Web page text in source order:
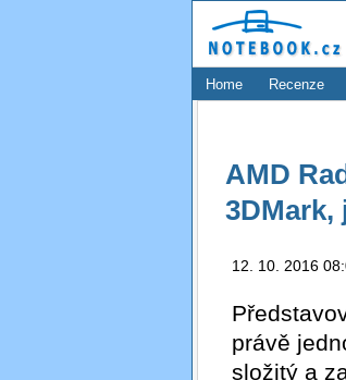
Home Recenze
AMD
12. 10. 2016
právě
složitý a